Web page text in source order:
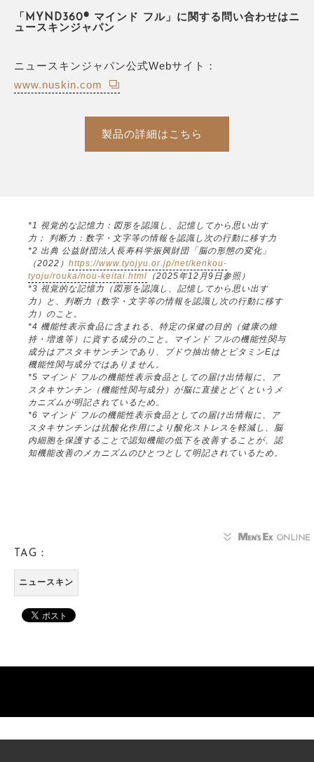
「MYND360® マインド フル」に関する問い合わせはニ
ュースキンジャパン
ニュースキンジャパン公式Webサイト：
www.nuskin.com
製品の詳細はこちら
*1 視覚的な記憶力：図形を認識し、記憶してから思い出す
力； 判断力：数字・文字等の情報を認識し次の行動に移す力
*2 出典 公益財団法人長寿科学振興財団「脳の形態の変化」
（2022） https://www.tyojyu.or.jp/net/kenkou-
tyoju/rouka/nou-keitai.html （2025年12月9日参照）
*3 視覚的な記憶力（図形を認識し、記憶してから思い出す
力）と、判断力（数字・文字等の情報を認識し次の行動に移す
力）のこと。
*4 機能性表示食品に含まれる、特定の保健の目的（健康の維
持・増進等）に資する成分のこと。マインド フルの機能性関与
成分はアスタキサンチンであり、ブドウ抽出物とビタミンEは
機能性関与成分ではありません。
*5 マインド フルの機能性表示食品としての届け出情報に、ア
スタキサンチン（機能性関与成分）が脳に直接とどくというメ
カニズムが明記されているため。
*6 マインド フルの機能性表示食品としての届け出情報に、ア
スタキサンチンは抗酸化作用により酸化ストレスを軽減し、脳
内細胞を保護することで認知機能の低下を改善することが、認
知機能改善のメカニズムのひとつとして明記されているため。
TAG：
ニュースキン